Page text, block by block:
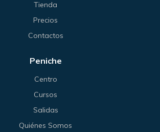
Tienda
Precios
Contactos
Peniche
Centro
Cursos
Salidas
Quiénes Somos